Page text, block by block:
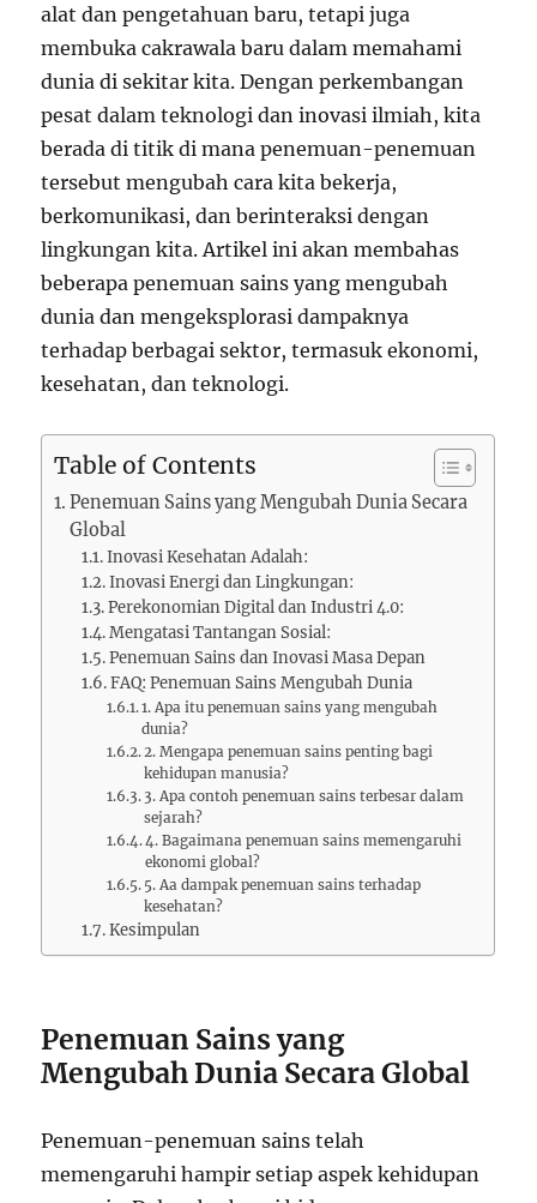
alat dan pengetahuan baru, tetapi juga
membuka cakrawala baru dalam memahami
dunia di sekitar kita. Dengan perkembangan
pesat dalam teknologi dan inovasi ilmiah, kita
berada di titik di mana penemuan-penemuan
tersebut mengubah cara kita bekerja,
berkomunikasi, dan berinteraksi dengan
lingkungan kita. Artikel ini akan membahas
beberapa penemuan sains yang mengubah
dunia dan mengeksplorasi dampaknya
terhadap berbagai sektor, termasuk ekonomi,
kesehatan, dan teknologi.
Table of Contents
Penemuan Sains yang Mengubah Dunia Secara
Global
Inovasi Kesehatan Adalah:
Inovasi Energi dan Lingkungan:
Perekonomian Digital dan Industri 4.0:
Mengatasi Tantangan Sosial:
Penemuan Sains dan Inovasi Masa Depan
FAQ: Penemuan Sains Mengubah Dunia
1. Apa itu penemuan sains yang mengubah
dunia?
2. Mengapa penemuan sains penting bagi
kehidupan manusia?
3. Apa contoh penemuan sains terbesar dalam
sejarah?
4. Bagaimana penemuan sains memengaruhi
ekonomi global?
5. Aa dampak penemuan sains terhadap
kesehatan?
Kesimpulan
Penemuan Sains yang
Mengubah Dunia Secara Global
Penemuan-penemuan sains telah
memengaruhi hampir setiap aspek kehidupan